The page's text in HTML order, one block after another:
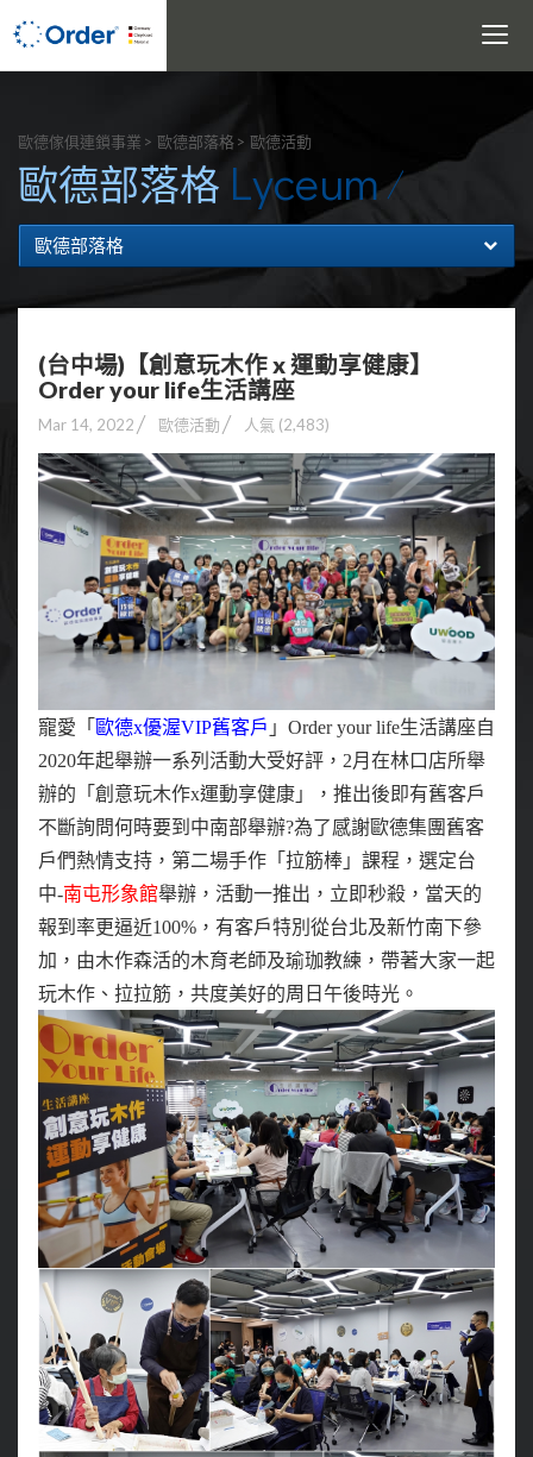
Toggle
歐德傢俱連鎖事業 歐德部落格 歐德活動
歐德部落格 Lyceum
歐德部落格
(台中場)【創意玩木作 x 運動享健康】
Order your life生活講座
Mar 14, 2022 歐德活動 人氣 (2,483)
寵愛「 歐德x優渥VIP舊客戶 」Order your life生活講座自
2020年起舉辦一系列活動大受好評，2月在林口店所舉
辦的「創意玩木作x運動享健康」，推出後即有舊客戶
不斷詢問何時要到中南部舉辦?為了感謝歐德集團舊客
戶們熱情支持，第二場手作「拉筋棒」課程，選定台
中-南屯形象館舉辦，活動一推出，立即秒殺，當天的
報到率更逼近100%，有客戶特別從台北及新竹南下參
加，由木作森活的木育老師及瑜珈教練，帶著大家一起
玩木作、拉拉筋，共度美好的周日午後時光。